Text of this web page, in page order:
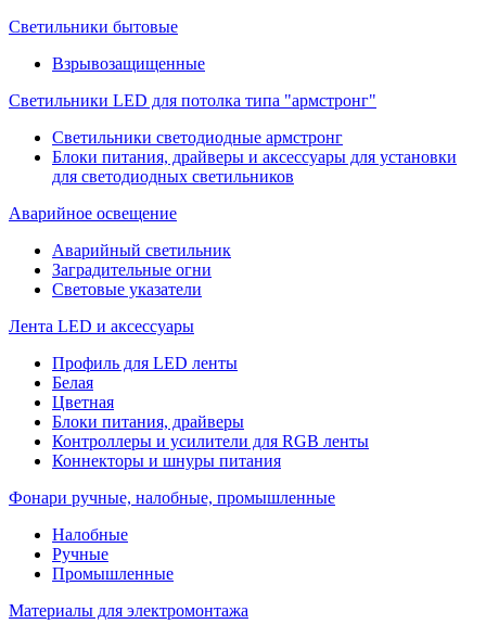
Светильники бытовые
Взрывозащищенные
Светильники LED для потолка типа "армстронг"
Светильники светодиодные армстронг
Блоки питания, драйверы и аксессуары для установки
для светодиодных светильников
Аварийное освещение
Аварийный светильник
Заградительные огни
Световые указатели
Лента LED и аксессуары
Профиль для LED ленты
Белая
Цветная
Блоки питания, драйверы
Контроллеры и усилители для RGB ленты
Коннекторы и шнуры питания
Фонари ручные, налобные, промышленные
Налобные
Ручные
Промышленные
Материалы для электромонтажа